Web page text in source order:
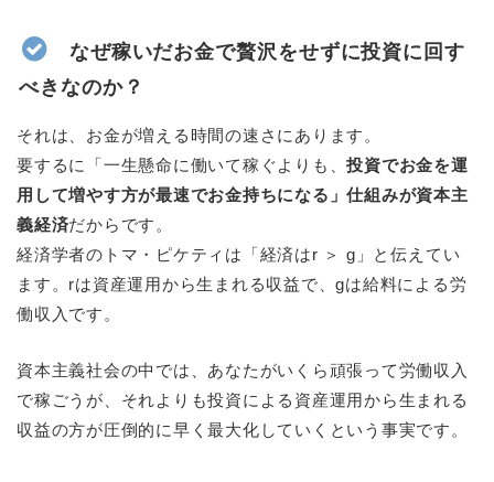
なぜ稼いだお金で贅沢をせずに投資に回す
べきなのか？
それは、お金が増える時間の速さにあります。
要するに「一生懸命に働いて稼ぐよりも、投資でお金を運
用して増やす方が最速でお金持ちになる」仕組みが資本主
義経済だからです。
経済学者のトマ・ピケティは「経済はr ＞ g」と伝えてい
ます。rは資産運用から生まれる収益で、gは給料による労
働収入です。
資本主義社会の中では、あなたがいくら頑張って労働収入
で稼ごうが、それよりも投資による資産運用から生まれる
収益の方が圧倒的に早く最大化していくという事実です。